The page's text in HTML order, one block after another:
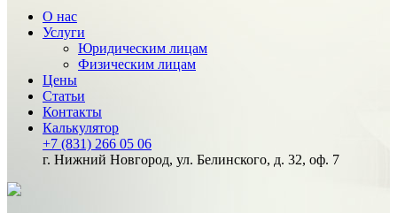
О нас
Услуги
Юридическим лицам
Физическим лицам
Цены
Статьи
Контакты
Калькулятор
+7 (831) 266 05 06
г. Нижний Новгород, ул. Белинского, д. 32, оф. 7